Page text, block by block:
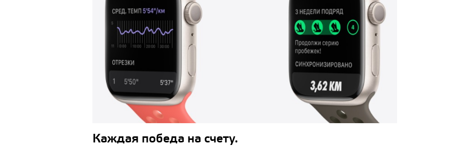
Каждая победа на счету.